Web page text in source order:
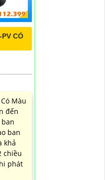
PV CÓ
Màu
đến
ban
khả
chiều
phát